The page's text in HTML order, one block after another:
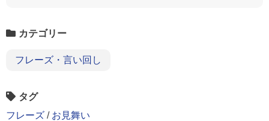
カテゴリー
フレーズ・言い回し
タグ
フレーズ / お見舞い